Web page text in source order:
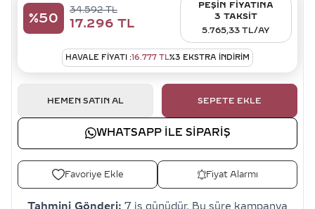
%50
34.592TL
17.296 TL
PEŞİN FİYATINA
3 TAKSİT
5.765,33 TL/AY
HAVALE FIYATI :16.777 TL%3 EKSTRA İNDİRİM
HEMEN SATIN AL SEPETE EKLE
WHATSAPP ILE SIPARIŞ
Favoriye Ekle Fiyat Alarmı
Tahmini Gönderi: 7 iş günüdür. Bu süre kampanya